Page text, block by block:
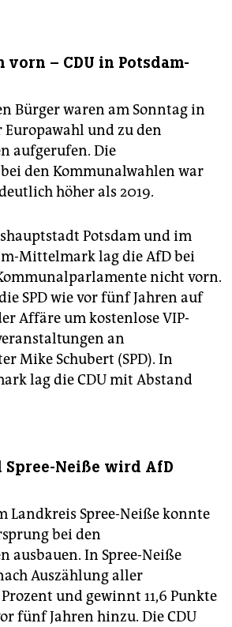
vorn – CDU in Potsdam-
Bürger waren am Sonntag in
und zu den
aufgerufen. Die
den Kommunalwahlen war
höher als 2019.
Potsdam und im
Mittelmark lag die AfD bei
nicht vorn.
SPD wie vor fünf Jahren auf
Affäre um kostenlose VIP-
an
Mike Schubert (SPD). In
lag die CDU mit Abstand
Neiße wird AfD
Landkreis Spree-Neiße konnte
bei den
ausbauen. In Spree-Neiße
Auszählung aller
und gewinnt 11,6 Punkte
fünf Jahren hinzu. Die CDU